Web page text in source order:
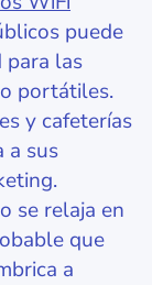
puede
para las
portátiles.
y cafeterías
a sus
se relaja en
que
a